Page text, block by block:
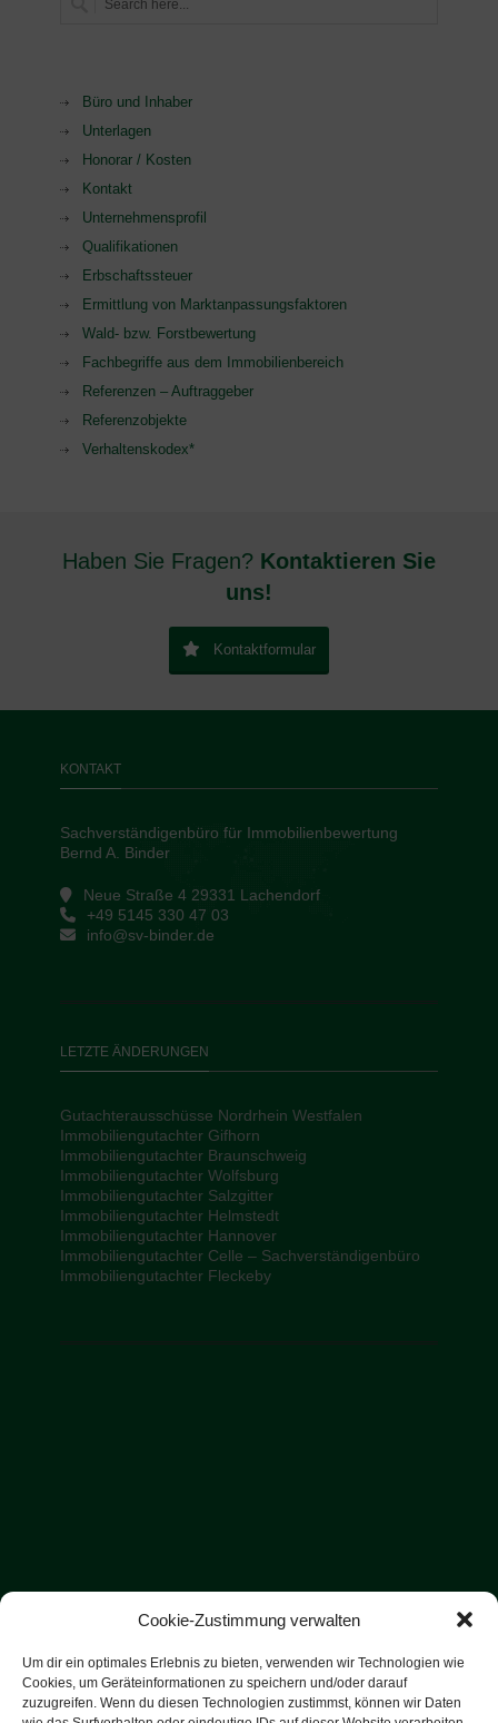
Cookie-Zustimmung verwalten
Um dir ein optimales Erlebnis zu bieten, verwenden wir Technologien wie
Cookies, um Geräteinformationen zu speichern und/oder darauf
zuzugreifen. Wenn du diesen Technologien zustimmst, können wir Daten
Büro und Inhaber
Unterlagen
Honorar / Kosten
Kontakt
Unternehmensprofil
Qualifikationen
Erbschaftssteuer
Ermittlung von Marktanpassungsfaktoren
Wald- bzw. Forstbewertung
Fachbegriffe aus dem Immobilienbereich
Referenzen – Auftraggeber
Referenzobjekte
Verhaltenskodex*
Haben Sie Fragen? Kontaktieren Sie
uns!
Kontaktformular
KONTAKT
Sachverständigenbüro für Immobilienbewertung
Bernd A. Binder
Neue Straße 4 29331 Lachendorf
+49 5145 330 47 03
info@sv-binder.de
LETZTE ÄNDERUNGEN
Gutachterausschüsse Nordrhein Westfalen
Immobiliengutachter Gifhorn
Immobiliengutachter Braunschweig
Immobiliengutachter Wolfsburg
Immobiliengutachter Salzgitter
Immobiliengutachter Helmstedt
Immobiliengutachter Hannover
Immobiliengutachter Celle – Sachverständigenbüro
Immobiliengutachter Fleckeby